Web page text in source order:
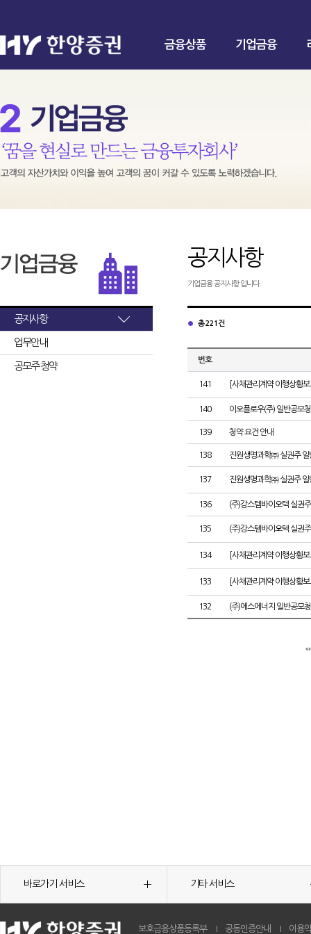
금융상품 기업금융
공지사항
업무안내
공모주 청약
공지사항
기업금융 공지사항 입니다.
총 221건
번호
141 [사채관리계약 이행상황
140 이오플로우(주) 일반공모
139 청약 요건 안내
138 진원생명과학㈜ 실권주 일
137 진원생명과학㈜ 실권주 일
136 (주)강스템바이오텍 실권
135 (주)강스템바이오텍 실권
134 [사채관리계약 이행상황
133 [사채관리계약 이행상황
132 (주)에스에너지 일반공모
바로가기 서비스 기타 서비스
보호금융상품등록부 공동인증안내 이용